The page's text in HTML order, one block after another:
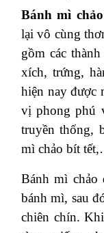
Bánh mì chảo
lại vô cùng
gồm các
xích, trứng,
hiện nay được
vị phong phú
truyền thống,
mì chảo bít
Bánh mì chảo
bánh mì, sau
chiên chín.